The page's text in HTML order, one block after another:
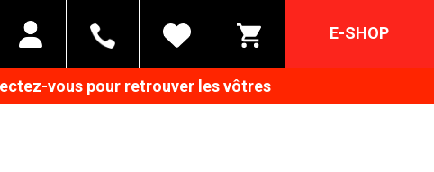
E-SHOP
vous pour retrouver les vôtres